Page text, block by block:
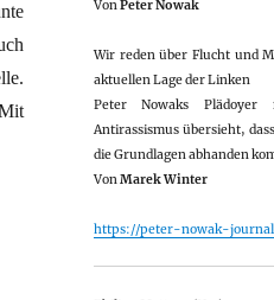
VonPeter Nowak
Wir reden über Flucht und
aktuellen Lage der Linken
Peter Nowaks Plädoyer
Antirassismus übersieht,
die Grundlagen abhanden
VonMarek Winter
https://peter-nowak-